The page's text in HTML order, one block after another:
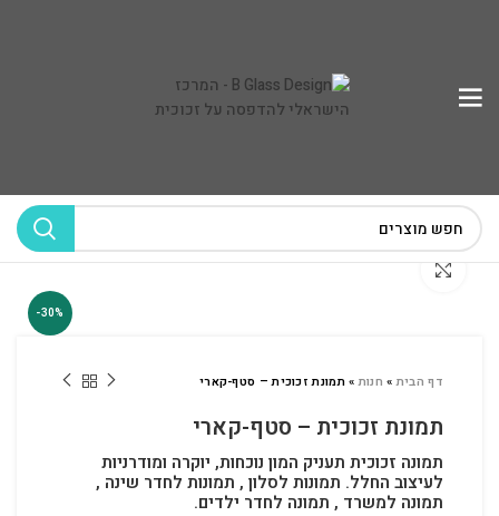
-30%
לחץ להגדלה
דף הבית» חנות»תמונת זכוכית – סטף-קארי
תמונת זכוכית – סטף-קארי
תמונה זכוכית תעניק המון נוכחות, יוקרה ומודרניות
לעיצוב החלל. תמונות לסלון , תמונות לחדר שינה ,
תמונה למשרד , תמונה לחדר ילדים.